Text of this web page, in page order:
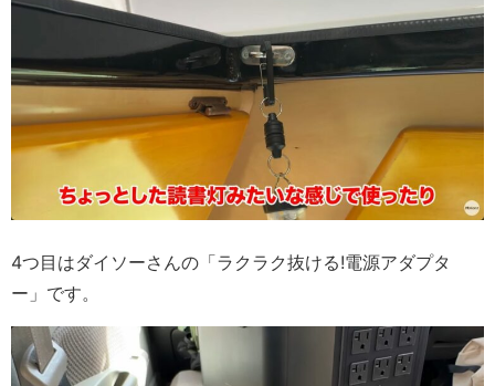
4つ目はダイソーさんの「ラクラク抜ける!電源アダプタ
ー」です。